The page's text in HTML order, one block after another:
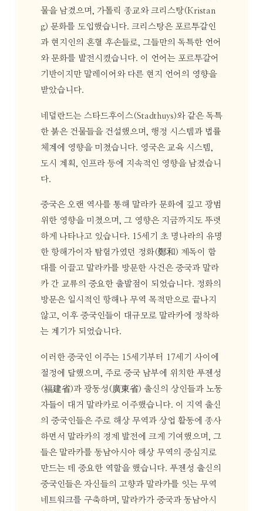
물을 남겼으며, 가톨릭 종교와 크리스탕(Kristan
g) 문화를 도입했습니다. 크리스탕은 포르투갈인
과 현지인의 혼혈 후손들로, 그들만의 독특한 언어
와 문화를 발전시켰습니다. 이 언어는 포르투갈어
기반이지만 말레이어와 다른 현지 언어의 영향을
받았습니다.
네덜란드는 스타드후이스(Stadthuys)와 같은 독특
한 붉은 건물들을 건설했으며, 행정 시스템과 법률
체계에 영향을 미쳤습니다. 영국은 교육 시스템,
도시 계획, 인프라 등에 지속적인 영향을 남겼습니
다.
중국은 오랜 역사를 통해 말라카 문화에 깊고 광범
위한 영향을 미쳤으며, 그 영향은 지금까지도 뚜렷
하게 나타나고 있습니다. 15세기 초 명나라의 유명
한 항해가이자 탐험가였던 정화(鄭和) 제독이 함
대를 이끌고 말라카를 방문한 사건은 중국과 말라
카 간 교류의 중요한 출발점이 되었습니다. 정화의
방문은 일시적인 항해나 무역 목적만으로 끝나지
않고, 이후 중국인들이 대규모로 말라카에 정착하
는 계기가 되었습니다.
이러한 중국인 이주는 15세기부터 17세기 사이에
절정에 달했으며, 주로 중국 남부에 위치한 푸젠성
(福建省)과 광동성(廣東省) 출신의 상인들과 노동
자들이 대거 말라카로 이주했습니다. 이 지역 출신
의 중국인들은 주로 해상 무역과 상업 활동에 종사
하면서 말라카의 경제 발전에 크게 기여했으며, 그
들은 말라카를 동남아시아 해상 무역의 중심지로
만드는 데 중요한 역할을 했습니다. 푸젠성 출신의
중국인들은 자신들의 고향과 말라카를 잇는 무역
네트워크를 구축하며, 말라카가 중국과 동남아시